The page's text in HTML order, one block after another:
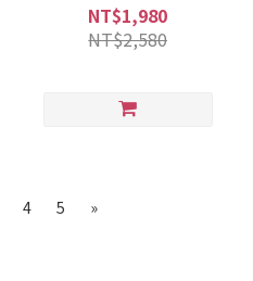
NT$1,980
NT$2,580
4 5 »